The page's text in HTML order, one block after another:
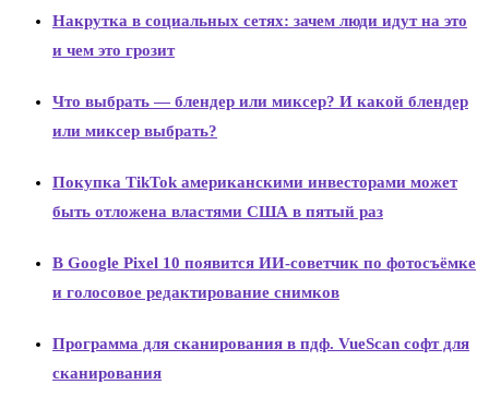
Накрутка в социальных сетях: зачем люди идут на это
и чем это грозит
Что выбрать — блендер или миксер? И какой блендер
или миксер выбрать?
Покупка TikTok американскими инвесторами может
быть отложена властями США в пятый раз
В Google Pixel 10 появится ИИ-советчик по фотосъёмке
и голосовое редактирование снимков
Программа для сканирования в пдф. VueScan софт для
сканирования